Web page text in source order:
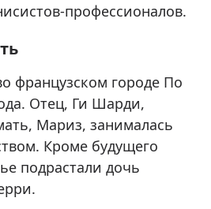
профессионалов.
французском городе По
Отец, Ги Шарди,
Мариз, занималась
Кроме будущего
подрастали дочь